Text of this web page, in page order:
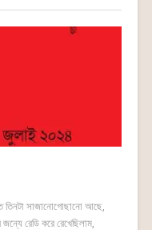
তিনটা সাজানোগোছানো আছে,
রেডি করে রেখেছিলাম,